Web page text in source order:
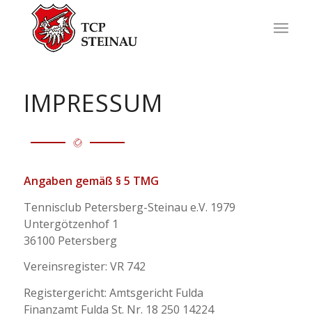
IMPRESSUM
Angaben gemäß § 5 TMG
Tennisclub Petersberg-Steinau e.V. 1979
Untergötzenhof 1
36100 Petersberg
Vereinsregister: VR 742
Registergericht: Amtsgericht Fulda
Finanzamt Fulda St. Nr. 18 250 14224